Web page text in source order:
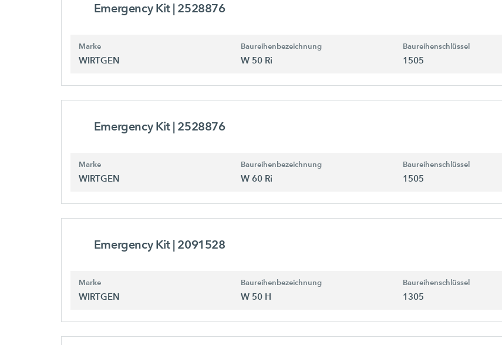
Emergency Kit | 2528876
Marke
WIRTGEN
Baureihenbezeichnung
W 50 Ri
Baureihenschlüssel
1505
Emergency Kit | 2528876
Marke
WIRTGEN
Baureihenbezeichnung
W 60 Ri
Baureihenschlüssel
1505
Emergency Kit | 2091528
Marke
WIRTGEN
Baureihenbezeichnung
W 50 H
Baureihenschlüssel
1305